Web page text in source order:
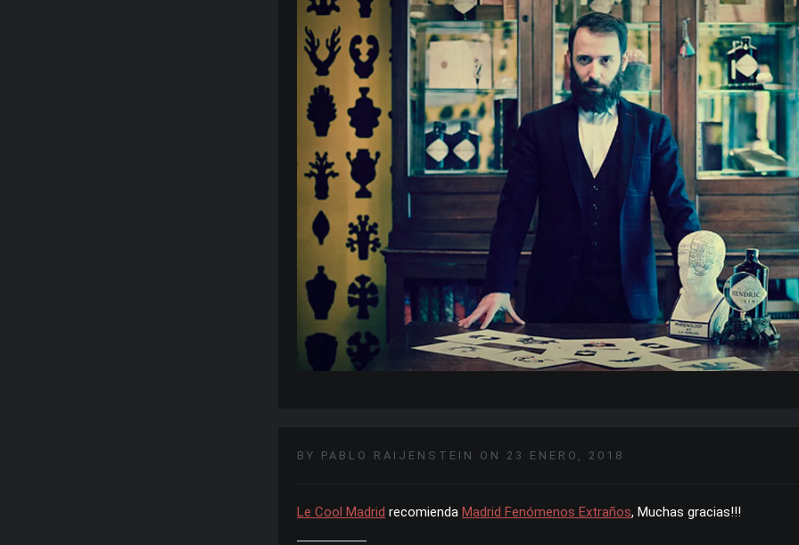
BY PABLO RAIJENSTEIN ON 23 ENERO, 2018
Le Cool Madrid recomienda Madrid Fenómenos Extraños, Muchas gracias!!!